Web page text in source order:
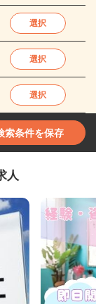
選択
選択
選択
索条件を保存
人